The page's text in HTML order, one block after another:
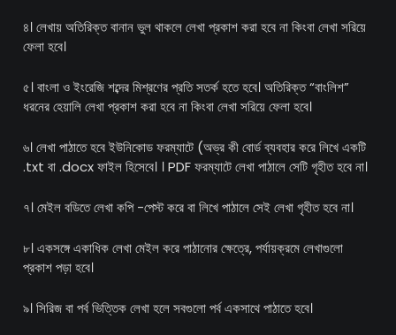
৪। লেখায় অতিরিক্ত বানান ভুল থাকলে লেখা প্রকাশ করা হবে না কিংবা লেখা সরিয়ে
ফেলা হবে।
৫। বাংলা ও ইংরেজি শব্দের মিশ্রণের প্রতি সতর্ক হতে হবে। অতিরিক্ত “বাংলিশ”
ধরনের হেয়ালি লেখা প্রকাশ করা হবে না কিংবা লেখা সরিয়ে ফেলা হবে।
৬। লেখা পাঠাতে হবে ইউনিকোড ফরম্যাটে (অভ্র কী বোর্ড ব্যবহার করে লিখে একটি
.txt বা .docx ফাইল হিসেবে। । PDF ফরম্যাটে লেখা পাঠালে সেটি গৃহীত হবে না।
৭। মেইল বডিতে লেখা কপি -পেস্ট করে বা লিখে পাঠালে সেই লেখা গৃহীত হবে না।
৮। একসঙ্গে একাধিক লেখা মেইল করে পাঠানোর ক্ষেত্রে, পর্যায়ক্রমে লেখাগুলো
প্রকাশ পড়া হবে।
৯। সিরিজ বা পর্ব ভিত্তিক লেখা হলে সবগুলো পর্ব একসাথে পাঠাতে হবে।